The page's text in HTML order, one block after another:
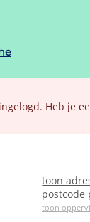
Heb je
toon
postcode
toon